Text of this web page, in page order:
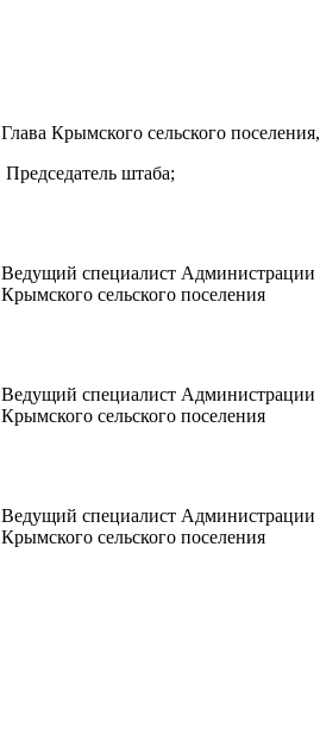
Глава Крымского сельского поселения,
Председатель штаба;
Ведущий специалист Администрации
Крымского сельского поселения
Ведущий специалист Администрации
Крымского сельского поселения
Ведущий специалист Администрации
Крымского сельского поселения